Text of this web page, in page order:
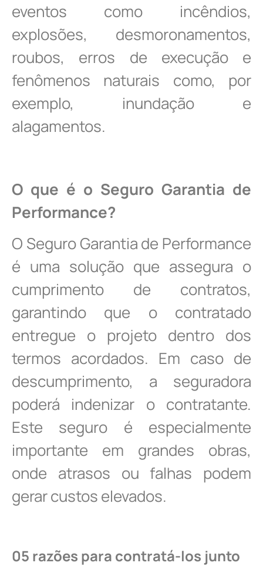
eventos como incêndios,
explosões, desmoronamentos,
roubos, erros de execução e
fenômenos naturais como, por
exemplo, inundação e
alagamentos.
O que é o Seguro Garantia de
Performance?
O Seguro Garantia de Performance
é uma solução que assegura o
cumprimento de contratos,
garantindo que o contratado
entregue o projeto dentro dos
termos acordados. Em caso de
descumprimento, a seguradora
poderá indenizar o contratante.
Este seguro é especialmente
importante em grandes obras,
onde atrasos ou falhas podem
gerar custos elevados.
05 razões para contratá-los junto